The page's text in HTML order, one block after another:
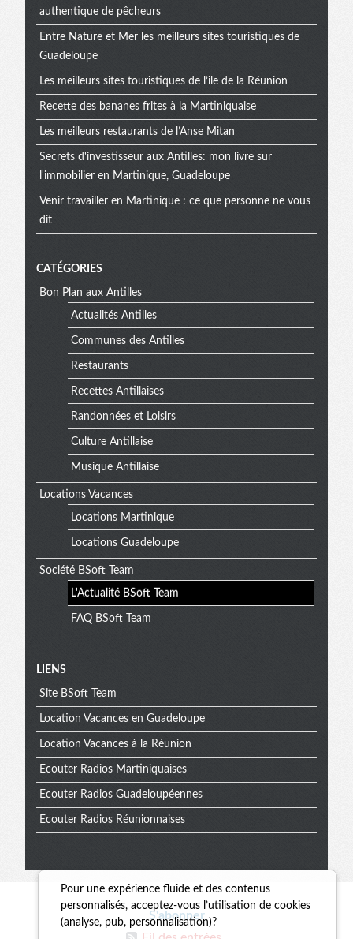
authentique de pêcheurs
Entre Nature et Mer les meilleurs sites touristiques de
Guadeloupe
Les meilleurs sites touristiques de l’ile de la Réunion
Recette des bananes frites à la Martiniquaise
Les meilleurs restaurants de l’Anse Mitan
Secrets d'investisseur aux Antilles: mon livre sur
l'immobilier en Martinique, Guadeloupe
Venir travailler en Martinique : ce que personne ne vous
dit
CATÉGORIES
Bon Plan aux Antilles
Actualités Antilles
Communes des Antilles
Restaurants
Recettes Antillaises
Randonnées et Loisirs
Culture Antillaise
Musique Antillaise
Locations Vacances
Locations Martinique
Locations Guadeloupe
Société BSoft Team
L'Actualité BSoft Team
FAQ BSoft Team
Menu
extra
LIENS
Site BSoft Team
Location Vacances en Guadeloupe
Location Vacances à la Réunion
Ecouter Radios Martiniquaises
Ecouter Radios Guadeloupéennes
Ecouter Radios Réunionnaises
Informations
S'abonner
Pour une expérience fluide et des contenus
personnalisés, acceptez-vous l’utilisation de cookies
(analyse, pub, personnalisation)?